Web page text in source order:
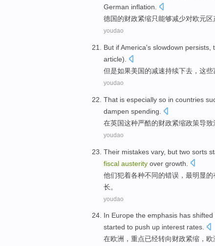
German inflation
德国的财政紧缩只能够减少对欧元区
youdao
But ifAmerica's slowdown persists
article).
但是如果美国的减速持续下去， 这些
youdao
That is especially so in countries
dampen spending
在英国这种严酷的财政紧缩政策导致
youdao
Their mistakes vary, but two sorts
fiscal austerity over growth
他们犯着各种不同的错误，最明显的
长。
youdao
In Europe the emphasis has shifted
started to push up interest rates.
在欧洲 ， 重点已经转向财政紧缩 ， 欧